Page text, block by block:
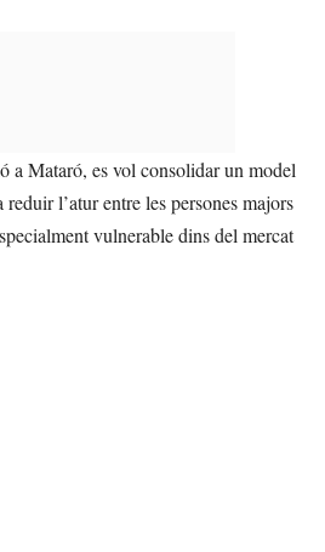
a Mataró, es vol consolidar un model
l’atur entre les persones majors
vulnerable dins del mercat